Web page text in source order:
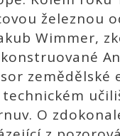
železnou
Wimmer,
zemědělské
O